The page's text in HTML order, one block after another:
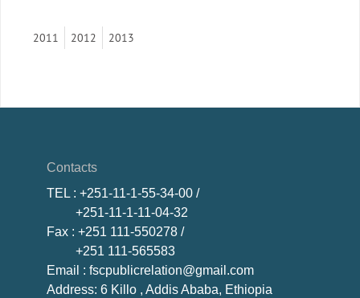
2011 2012 2013
Contacts
TEL : +251-11-1-55-34-00 /
+251-11-1-11-04-32
Fax : +251 111-550278 /
+251 111-565583
Email : fscpublicrelation@gmail.com
Address: 6 Killo , Addis Ababa, Ethiopia